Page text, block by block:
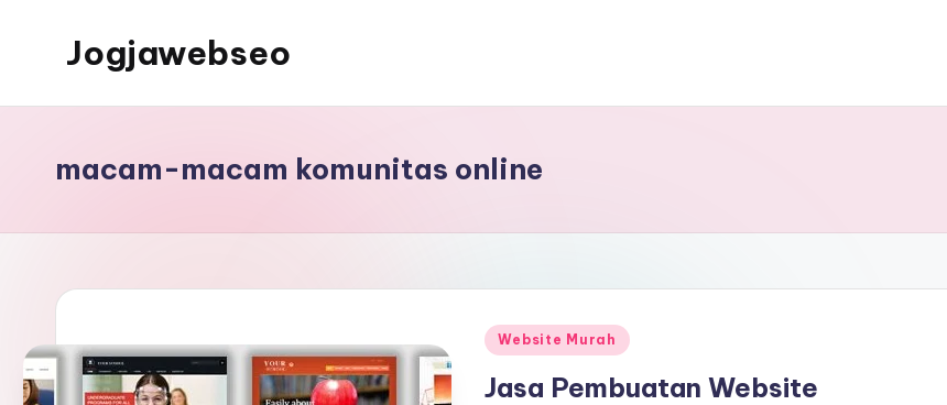
Jogjawebseo
macam-macam komunitas online
Website Murah
Jasa Pembuatan Website